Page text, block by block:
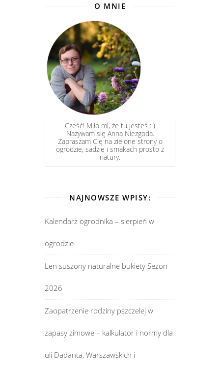
O MNIE
Cześć! Miło mi, że tu jesteś : )
Nazywam się Anna Niezgoda.
Zapraszam Cię na zielone strony o
ogrodzie, sadzie i smakach prosto z
natury.
NAJNOWSZE WPISY:
Kalendarz ogrodnika – sierpień w
ogrodzie
Len suszony naturalne bukiety Sezon
2026
Zaopatrzenie rodziny pszczelej w
zapasy zimowe – kalkulator i normy dla
uli Dadanta, Warszawskich i